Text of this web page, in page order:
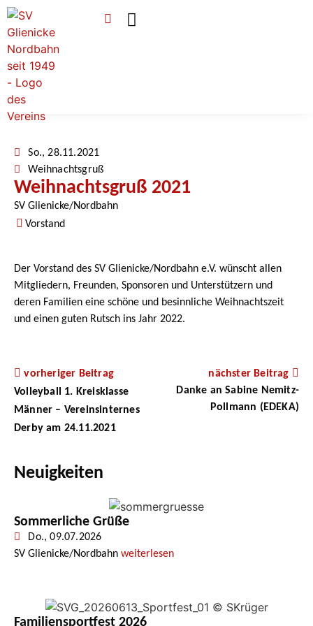
So., 28.11.2021
Weihnachtsgruß
Weihnachtsgruß 2021
SV Glienicke/Nordbahn
Vorstand
Der Vorstand des SV Glienicke/Nordbahn e.V. wünscht allen
Mitgliedern, Freunden, Sponsoren und Unterstützern und
deren Familien eine schöne und besinnliche Weihnachtszeit
und einen guten Rutsch ins Jahr 2022.
vorheriger Beitrag
Volleyball 1. Kreisklasse
Männer – Vereinsinternes
Derby am 24.11.2021
nächster Beitrag
Danke an Sabine Nemitz-
Pollmann (EDEKA)
Neuigkeiten
Sommerliche Grüße
Do., 09.07.2026
SV Glienicke/Nordbahn weiterlesen
Familiensportfest 2026